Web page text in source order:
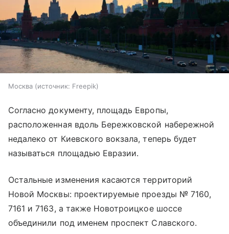
Москва источник: Freepik
Согласно документу, площадь Европы,
расположенная вдоль Бережковской набережной
недалеко от Киевского вокзала, теперь будет
называться площадью Евразии.
Остальные изменения касаются территорий
Новой Москвы: проектируемые проезды № 7160,
7161 и 7163, а также Новотроицкое шоссе
объединили под именем проспект Славского.